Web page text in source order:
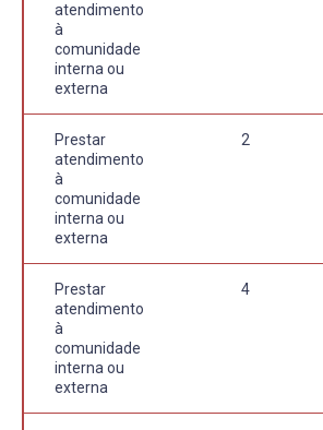
atendimento
à
comunidade
interna ou
externa
Prestar
atendimento
à
comunidade
interna ou
externa
2
Prestar
atendimento
à
comunidade
interna ou
externa
4